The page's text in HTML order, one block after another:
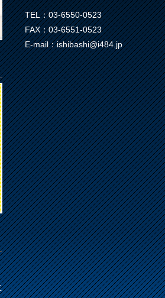
TEL：03-6550-0523
FAX：03-6551-0523
E-mail：ishibashi@i484.jp